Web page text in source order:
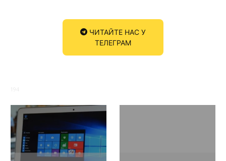
ЧИТАЙТЕ НАС У
ТЕЛЕГРАМ